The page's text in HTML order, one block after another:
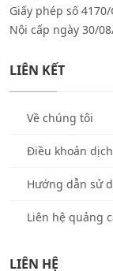
Giấy phép số
Nội cấp ngày 30/
LIÊN KẾT
Về chúng tôi
Điều khoản
Hướng dẫn sử
Liên hệ quảng
LIÊN HỆ